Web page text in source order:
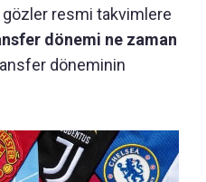
resmi takvimlere
dönemi ne zaman
döneminin